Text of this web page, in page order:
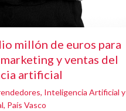
millón de euros para
y ventas del
artificial
, Inteligencia Artificial y
, País Vasco